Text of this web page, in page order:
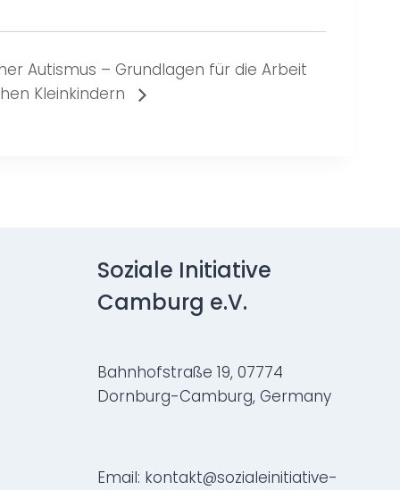
Autismus – Grundlagen für die Arbeit
Kleinkindern
Soziale Initiative
Camburg e.V.
Bahnhofstraße 19, 07774
Dornburg-Camburg, Germany
Email: kontakt@sozialeinitiative-